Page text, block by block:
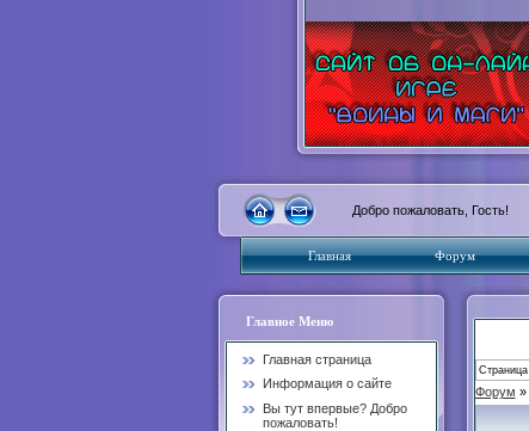
Добро пожаловать, Гость!
Главная Форум
Главное Меню
Главная страница
Информация о сайте
Вы тут впервые? Добро
пожаловать!
Страница
Форум »